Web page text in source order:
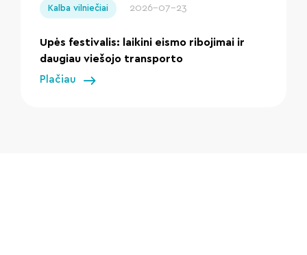
Kalba vilniečiai 2026-07-23
Upės festivalis: laikini eismo ribojimai ir
daugiau viešojo transporto
Plačiau